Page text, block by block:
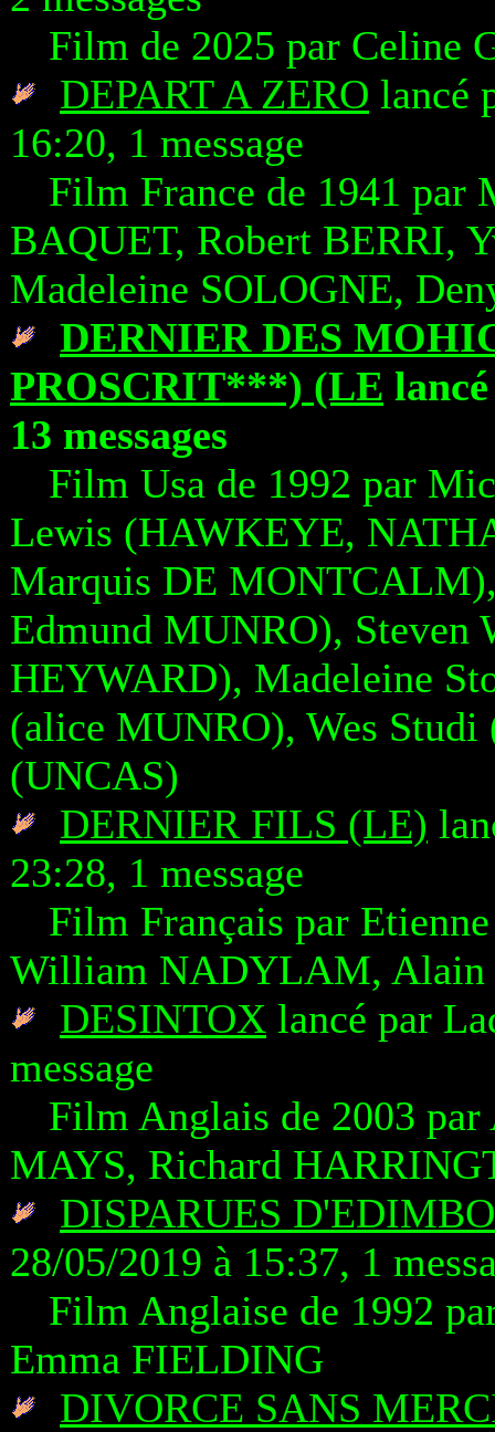
Film de 2025 par Celine
DEPART A ZERO lancé
16:20, 1 message
Film France de 1941 par
BAQUET, Robert BERRI,
Madeleine SOLOGNE,
DERNIER DES
PROSCRIT***) (LE
13 messages
Film Usa de 1992 par
Lewis (HAWKEYE,
Marquis DE
Edmund MUNRO), Steven
HEYWARD), Madeleine
(alice MUNRO), Wes
(UNCAS)
DERNIER FILS (LE)
23:28, 1 message
Film Français par
William NADYLAM, Alain
DESINTOX lancé par
message
Film Anglais de 2003
MAYS, Richard
DISPARUES
28/05/2019 à 15:37, 1
Film Anglaise de 1992
Emma FIELDING
DIVORCE SANS